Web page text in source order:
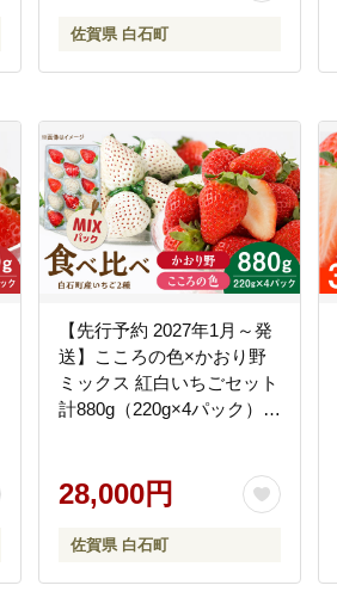
佐賀県 白石町
【先行予約 2027年1月～発
送】こころの色×かおり野
ミックス 紅白いちごセット
計880g（220g×4パック）
ルーツ かおり野 セット
[IBJ029]
28,000円
佐賀県 白石町